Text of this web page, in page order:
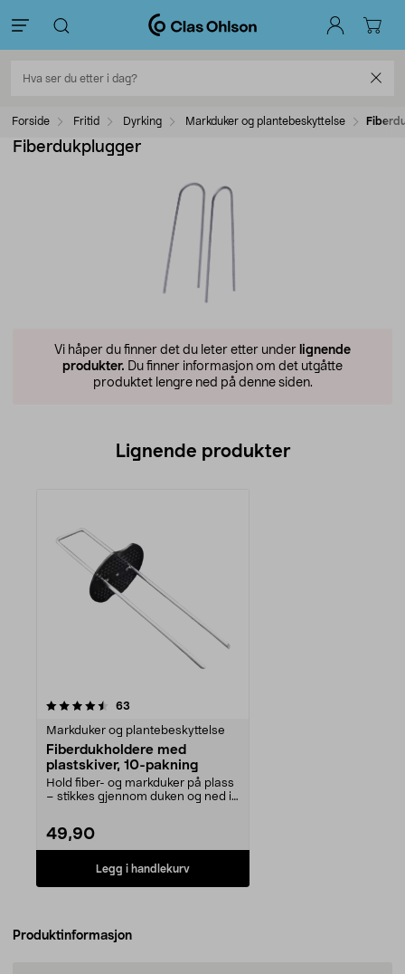
Forside Fritid Dyrking Markduker og plantebeskyttelse
Fiberdukplugger
Vi håper du finner det du leter etter under lignende
produkter. Du finner informasjon om det utgåtte
produktet lengre ned på denne siden.
Lignende produkter
63
Markduker og plantebeskyttelse
Fiberdukholdere med
plastskiver, 10-pakning
Hold fiber- og markduker på plass
– stikkes gjennom duken og ned i
49,90
Legg i handlekurv
Produktinformasjon